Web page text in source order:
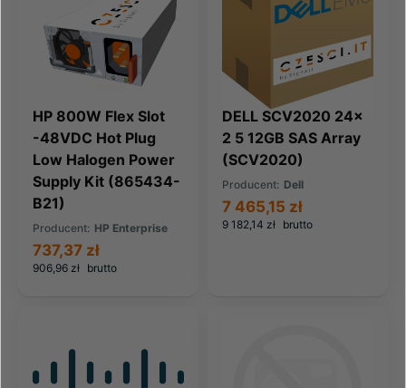
HP 800W Flex Slot
-48VDC Hot Plug
Low Halogen Power
Supply Kit (865434-
B21)
Producent: HP Enterprise
906,96 zł brutto
737,37 zł
DELL SCV2020 24x
2 5 12GB SAS Array
(SCV2020)
Producent: Dell
9 182,14 zł brutto
7 465,15 zł